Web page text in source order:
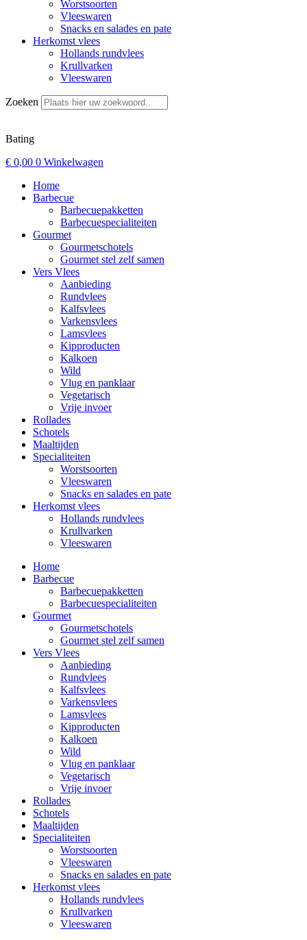
Worstsoorten
Vleeswaren
Snacks en salades en pate
Herkomst vlees
Hollands rundvlees
Krullvarken
Vleeswaren
Zoeken
Bating
€ 0,00 0 Winkelwagen
Home
Barbecue
Barbecuepakketten
Barbecuespecialiteiten
Gourmet
Gourmetschotels
Gourmet stel zelf samen
Vers Vlees
Aanbieding
Rundvlees
Kalfsvlees
Varkensvlees
Lamsvlees
Kipproducten
Kalkoen
Wild
Vlug en panklaar
Vegetarisch
Vrije invoer
Rollades
Schotels
Maaltijden
Specialiteiten
Worstsoorten
Vleeswaren
Snacks en salades en pate
Herkomst vlees
Hollands rundvlees
Krullvarken
Vleeswaren
Home
Barbecue
Barbecuepakketten
Barbecuespecialiteiten
Gourmet
Gourmetschotels
Gourmet stel zelf samen
Vers Vlees
Aanbieding
Rundvlees
Kalfsvlees
Varkensvlees
Lamsvlees
Kipproducten
Kalkoen
Wild
Vlug en panklaar
Vegetarisch
Vrije invoer
Rollades
Schotels
Maaltijden
Specialiteiten
Worstsoorten
Vleeswaren
Snacks en salades en pate
Herkomst vlees
Hollands rundvlees
Krullvarken
Vleeswaren